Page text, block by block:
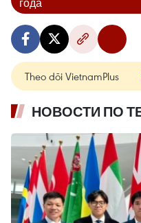
Theo dõi VietnamPlus
НОВОСТИ ПО